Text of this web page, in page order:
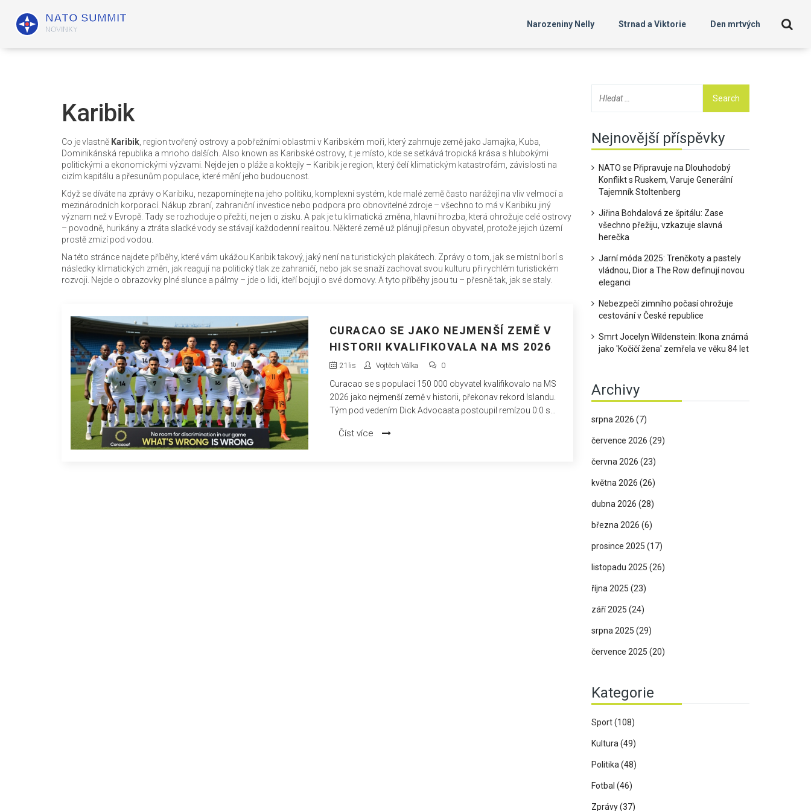
Narozeniny Nelly Strnad a Viktorie Den mrtvých
Karibik
Co je vlastně Karibik region tvořený ostrovy a pobřežními oblastmi v Karibském moři, který zahrnuje země jako Jamajka, Kuba,
Dominikánská republika a mnoho dalších . Also known as Karibské ostrovy, it je místo, kde se setkává tropická krása s hlubokými
politickými a ekonomickými výzvami. Nejde jen o pláže a koktejly – Karibik je region, který čelí klimatickým katastrofám, závislosti na
cizím kapitálu a přesunům populace, které mění jeho budoucnost.
Když se díváte na zprávy o Karibiku, nezapomínejte na jeho politiku komplexní systém, kde malé země často narážejí na vliv velmocí a
mezinárodních korporací . Nákup zbraní, zahraniční investice nebo podpora pro obnovitelné zdroje – všechno to má v Karibiku jiný
význam než v Evropě. Tady se rozhoduje o přežití, ne jen o zisku. A pak je tu klimatická změna hlavní hrozba, která ohrožuje celé ostrovy
– povodně, hurikány a ztráta sladké vody se stávají každodenní realitou . Některé země už plánují přesun obyvatel, protože jejich území
prostě zmizí pod vodou.
Na této stránce najdete příběhy, které vám ukážou Karibik takový, jaký není na turistických plakátech. Zprávy o tom, jak se místní borí s
následky klimatických změn, jak reagují na politický tlak ze zahraničí, nebo jak se snaží zachovat svou kulturu při rychlém turistickém
rozvoji. Nejde o obrazovky plné slunce a pálmy – jde o lidi, kteří bojují o své domovy. A tyto příběhy jsou tu – přesně tak, jak se staly.
CURACAO SE JAKO NEJMENŠÍ ZEMĚ V
HISTORII KVALIFIKOVALA NA MS 2026
21 lis Vojtěch Válka 0
Curacao se s populací 150 000 obyvatel kvalifikovalo na MS
2026 jako nejmenší země v historii, překonav rekord Islandu.
Tým pod vedením Dick Advocaata postoupil remízou 0:0 s
Číst více
Nejnovější příspěvky
NATO se Připravuje na Dlouhodobý
Konflikt s Ruskem, Varuje Generální
Tajemník Stoltenberg
Jiřina Bohdalová ze špitálu: Zase
všechno přežiju, vzkazuje slavná
herečka
Jarní móda 2025: Trenčkoty a pastely
vládnou, Dior a The Row definují novou
eleganci
Nebezpečí zimního počasí ohrožuje
cestování v České republice
Smrt Jocelyn Wildenstein: Ikona známá
jako 'Kočičí žena' zemřela ve věku 84 let
Archivy
srpna 2026 (7)
července 2026 (29)
června 2026 (23)
května 2026 (26)
dubna 2026 (28)
března 2026 (6)
prosince 2025 (17)
listopadu 2025 (26)
října 2025 (23)
září 2025 (24)
srpna 2025 (29)
července 2025 (20)
Kategorie
Sport(108)
Kultura (49)
Politika (48)
Fotbal (46)
Zprávy(37)